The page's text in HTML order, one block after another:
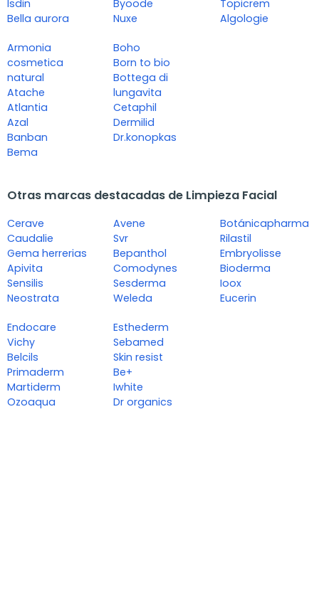
Isdin
Bella aurora
Byoode
Nuxe
Topicrem
Algologie
Armonia
cosmetica
natural
Atache
Atlantia
Azal
Banban
Bema
Boho
Born to bio
Bottega di
lungavita
Cetaphil
Dermilid
Dr.konopkas
Otras marcas destacadas de Limpieza Facial
Cerave
Caudalie
Gema herrerias
Apivita
Sensilis
Neostrata
Avene
Svr
Bepanthol
Comodynes
Sesderma
Weleda
Botánicapharma
Rilastil
Embryolisse
Bioderma
Ioox
Eucerin
Endocare
Vichy
Belcils
Primaderm
Martiderm
Ozoaqua
Esthederm
Sebamed
Skin resist
Be+
Iwhite
Dr organics